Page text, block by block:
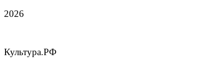
2026
Культура.РФ